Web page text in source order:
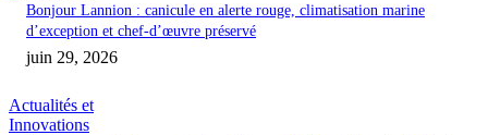
Bonjour Lannion : canicule en alerte rouge, climatisation marine
d’exception et chef-d’œuvre préservé
juin 29, 2026
Actualités et
Innovations